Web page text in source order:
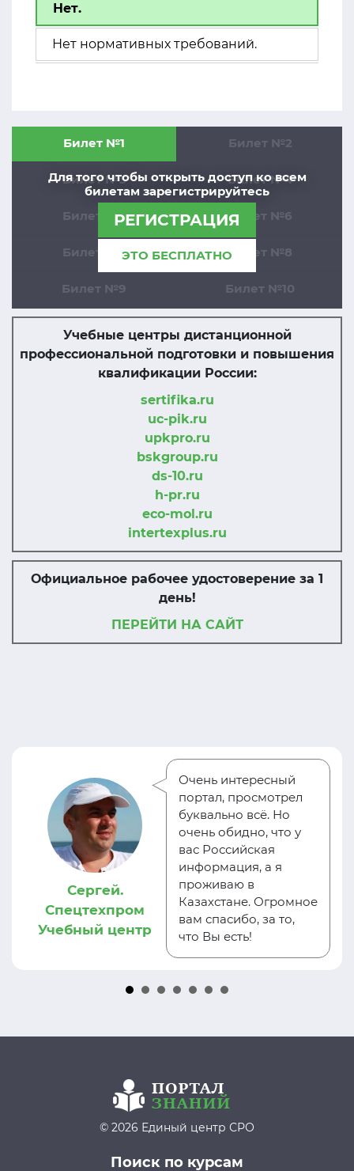
Нет.
Нет нормативных требований.
Для того чтобы открыть доступ ко всем
билетам зарегистрируйтесь
РЕГИСТРАЦИЯ
ЭТО БЕСПЛАТНО
Билет №1 Билет №2
Билет №3 Билет №4
Билет №5 Билет №6
Билет №7 Билет №8
Билет №9 Билет №10
Учебные центры дистанционной
профессиональной подготовки и повышения
квалификации России:
sertifika.ru
uc-pik.ru
upkpro.ru
bskgroup.ru
ds-10.ru
h-pr.ru
eco-mol.ru
intertexplus.ru
Официальное рабочее удостоверение за 1
день!
ПЕРЕЙТИ НА САЙТ
Сергей.
Спецтехпром
Учебный центр
Очень интересный
портал, просмотрел
буквально всё. Но
очень обидно, что у
вас Российская
информация, а я
проживаю в
Казахстане. Огромное
вам спасибо, за то,
что Вы есть!
© 2026 Единый центр СРО
Поиск по курсам